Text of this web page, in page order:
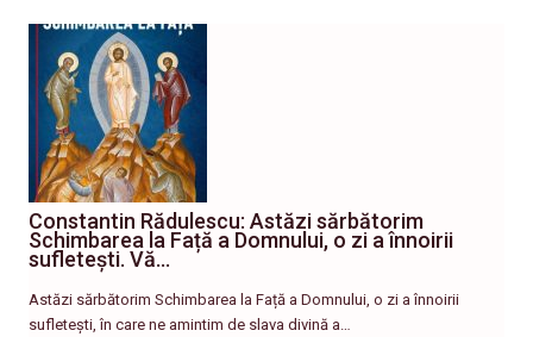
Constantin Rădulescu: Astăzi sărbătorim
Schimbarea la Față a Domnului, o zi a înnoirii
sufletești. Vă…
Astăzi sărbătorim Schimbarea la Față a Domnului, o zi a înnoirii
sufletești, în care ne amintim de slava divină a…